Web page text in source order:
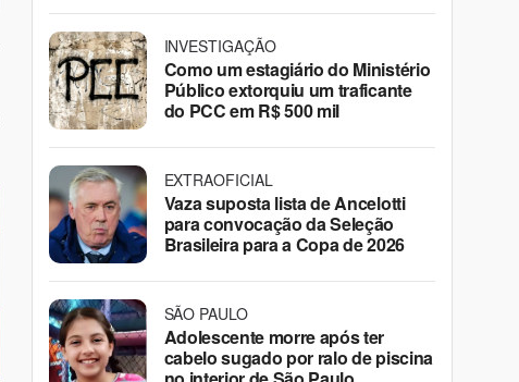
INVESTIGAÇÃO
Como um estagiário do Ministério
Público extorquiu um traficante
do PCC em R$ 500 mil
EXTRAOFICIAL
Vaza suposta lista de Ancelotti
para convocação da Seleção
Brasileira para a Copa de 2026
SÃO PAULO
Adolescente morre após ter
cabelo sugado por ralo de piscina